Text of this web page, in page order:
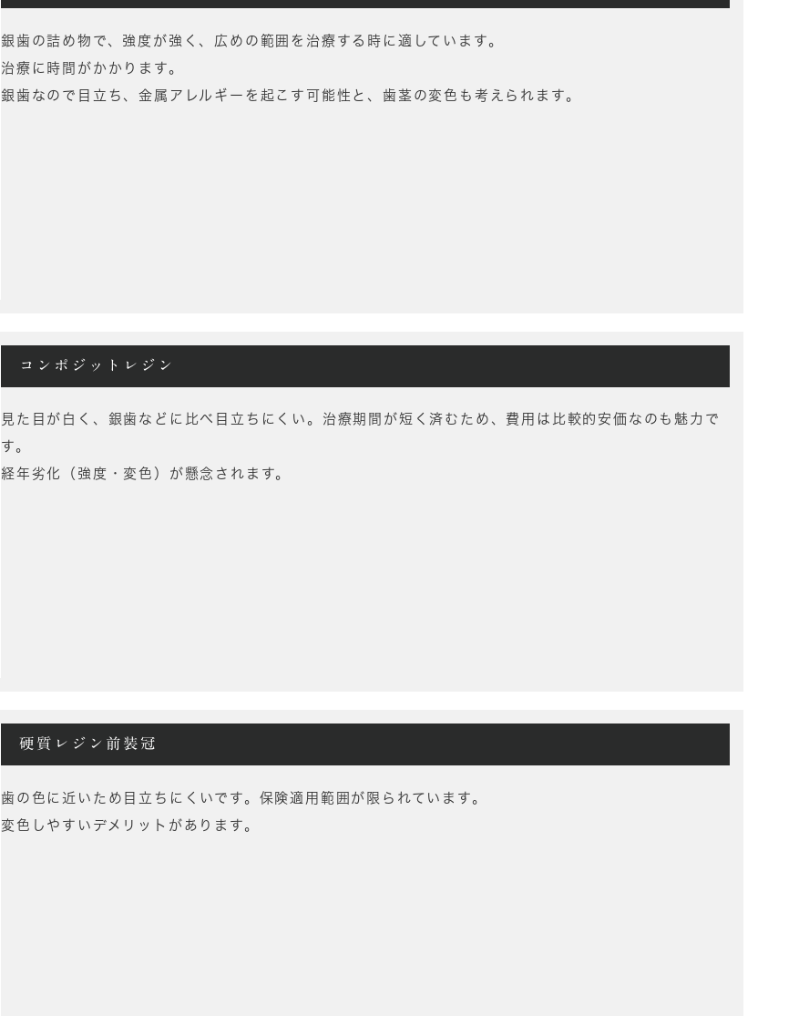
銀歯の詰め物で、強度が強く、広めの範囲を治療する時に適しています。
治療に時間がかかります。
銀歯なので目立ち、金属アレルギーを起こす可能性と、歯茎の変色も考えられます。
コンポジットレジン
見た目が白く、銀歯などに比べ目立ちにくい。治療期間が短く済むため、費用は比較的安価なのも魅力で
す。
経年劣化（強度・変色）が懸念されます。
硬質レジン前装冠
歯の色に近いため目立ちにくいです。保険適用範囲が限られています。
変色しやすいデメリットがあります。